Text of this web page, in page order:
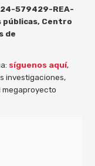
579429-REA-
públicas, Centro
de
síguenos aquí,
investigaciones,
megaproyecto